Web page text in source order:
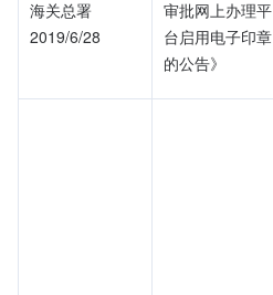
海关总署
2019/6/28
审批网上办理平
台启用电子印章
的公告》